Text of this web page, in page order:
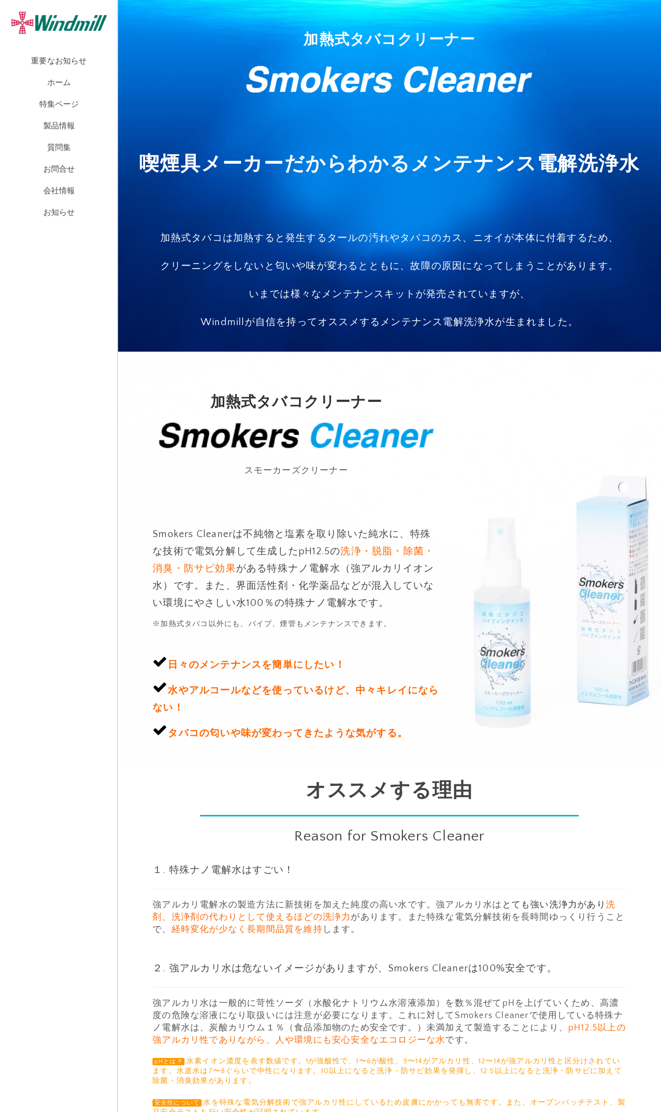
重要なお知らせ
ホーム
特集ページ
製品情報
質問集
お問合せ
会社情報
お知らせ
加熱式タバコクリーナー
喫煙具メーカーだからわかるメンテナンス電解洗浄水
加熱式タバコは加熱すると発生するタールの汚れやタバコのカス、ニオイが本体に付着するため、
クリーニングをしないと匂いや味が変わるとともに、故障の原因になってしまうことがあります。
いまでは様々なメンテナンスキットが発売されていますが、
Windmillが自信を持ってオススメするメンテナンス電解洗浄水が生まれました。
加熱式タバコクリーナー
スモーカーズクリーナー
Smokers Cleanerは不純物と塩素を取り除いた純水に、特殊
な技術で電気分解して生成したpH12.5の洗浄・脱脂・除菌・
消臭・防サビ効果がある特殊ナノ電解水（強アルカリイオン
水）です。また、界面活性剤・化学薬品などが混入していな
い環境にやさしい水100％の特殊ナノ電解水です。
※加熱式タバコ以外にも、パイプ、煙管もメンテナンスできます。
日々のメンテナンスを簡単にしたい！
水やアルコールなどを使っているけど、中々キレイになら
ない！
タバコの匂いや味が変わってきたような気がする。
オススメする理由
Reason for Smokers Cleaner
１. 特殊ナノ電解水はすごい！
強アルカリ電解水の製造方法に新技術を加えた純度の高い水です。強アルカリ水は とても強い洗浄力があり 洗
剤、洗浄剤の代わりとして使えるほどの洗浄力 があります。また特殊な電気分解技術を長時間ゆっくり行うこと
で、 経時変化が少なく長期間品質を維持 します。
２. 強アルカリ水は危ないイメージがありますが、Smokers Cleanerは100%安全です。
強アルカリ水は一般的に苛性ソーダ（水酸化ナトリウム水溶液添加）を数％混ぜてpHを上げていくため、高濃
度の危険な溶液になり取扱いには注意が必要になります。これに対してSmokers Cleanerで使用している特殊ナ
ノ電解水は、炭酸カリウム１％（食品添加物のため安全です。）未満加えて製造することにより、 pH12.5以上の
強アルカリ性でありながら、人や環境にも安心安全なエコロジーな水です。
pHとは？
水素イオン濃度を表す数値です。1が強酸性で、1〜6が酸性、9〜14がアルカリ性、12〜14が強アルカリ性と区分けされてい
ます。水道水は7〜8ぐらいで中性になります。10以上になると洗浄・防サビ効果を発揮し、12.5以上になると洗浄・防サビに加えて
除菌・消臭効果があります。
安全性について
水を特殊な電気分解技術で強アルカリ性にしているため皮膚にかかっても無害です。また、オープンパッチテスト、製